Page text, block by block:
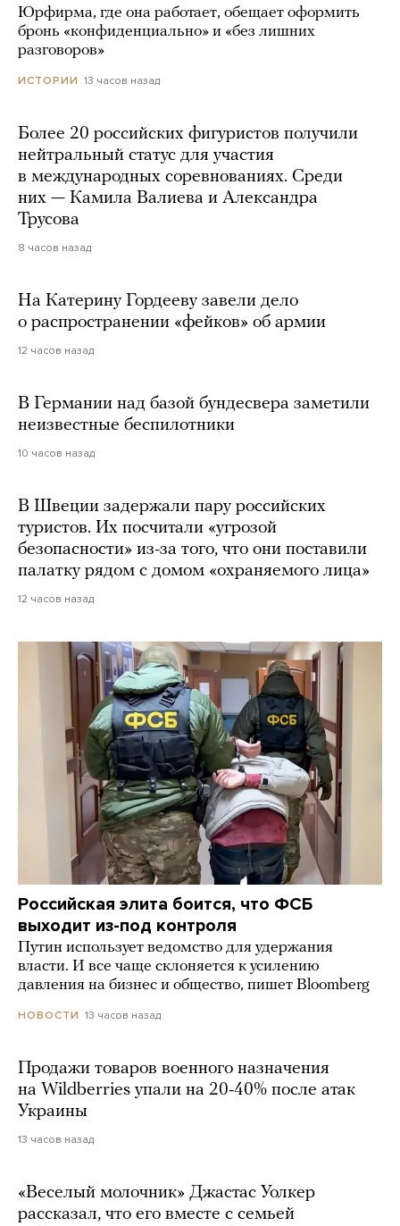
Юрфирма, где она работает, обещает оформить
бронь «конфиденциально» и «без лишних
разговоров»
ИСТОРИИ 13 часов назад
Более 20 российских фигуристов получили
нейтральный статус для участия
в международных соревнованиях. Среди
них — Камила Валиева и Александра
Трусова
8 часов назад
На Катерину Гордееву завели дело
о распространении «фейков» об армии
12 часов назад
В Германии над базой бундесвера заметили
неизвестные беспилотники
10 часов назад
В Швеции задержали пару российских
туристов. Их посчитали «угрозой
безопасности» из-за того, что они поставили
палатку рядом с домом «охраняемого лица»
12 часов назад
Российская элита боится, что ФСБ
выходит из-под контроля
Путин использует ведомство для удержания
власти. И все чаще склоняется к усилению
давления на бизнес и общество, пишет Bloomberg
НОВОСТИ 13 часов назад
Продажи товаров военного назначения
на Wildberries упали на 20-40% после атак
Украины
13 часов назад
«Веселый молочник» Джастас Уолкер
рассказал, что его вместе с семьей